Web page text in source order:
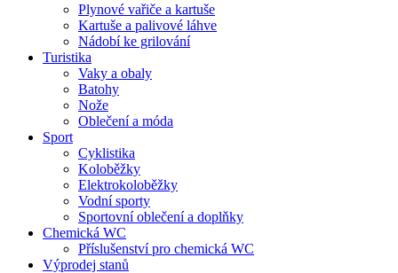
Plynové vařiče a kartuše
Kartuše a palivové láhve
Nádobí ke grilování
Turistika
Vaky a obaly
Batohy
Nože
Oblečení a móda
Sport
Cyklistika
Koloběžky
Elektrokoloběžky
Vodní sporty
Sportovní oblečení a doplňky
Chemická WC
Příslušenství pro chemická WC
Výprodej stanů